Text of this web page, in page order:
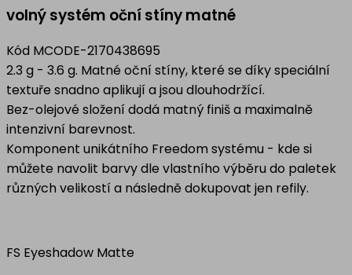
volný systém oční stíny matné
Kód MCODE-2170438695
2.3 g - 3.6 g. Matné oční stíny, které se díky speciální
textuře snadno aplikují a jsou dlouhodržící.
Bez-olejové složení dodá matný finiš a maximalně
intenzivní barevnost.
Komponent unikátního Freedom systému - kde si
můžete navolit barvy dle vlastního výběru do paletek
různých velikostí a následně dokupovat jen refily.
FS Eyeshadow Matte